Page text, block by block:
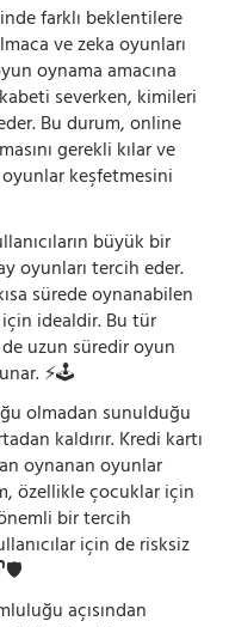
farklı beklentilere
ve zeka oyunları
oynama amacına
severken, kimileri
Bu durum, online
gerekli kılar ve
oyunlar keşfetmesini
büyük bir
oyunları tercih eder.
sürede oynanabilen
idealdir. Bu tür
uzun süredir oyun
⚡🕹️
olmadan sunulduğu
kaldırır. Kredi kartı
oynanan oyunlar
özellikle çocuklar için
bir tercih
için de risksiz
açısından